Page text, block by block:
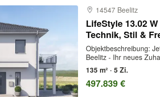
14547 Beelitz
LifeStyle 13.02
Technik, Stil &
Objektbeschreibung:
Beelitz - Ihr neues
135 m² · 5 Zi.
497.839 €